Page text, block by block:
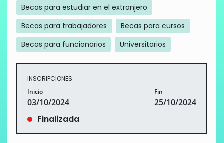
Becas para estudiar en el extranjero
Becas para trabajadores
Becas para cursos
Becas para funcionarios
Universitarios
INSCRIPCIONES
Inicio
03/10/2024
Fin
25/10/2024
Finalizada